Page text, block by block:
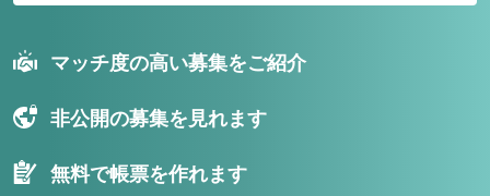
マッチ度の高い募集をご紹介
非公開の募集を見れます
無料で帳票を作れます